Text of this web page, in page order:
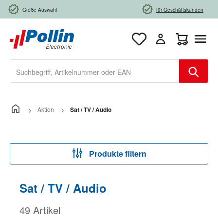
Zum Hauptinhalt springen
Große Auswahl für Geschäftskunden
Aktion Sat / TV / Audio
Produkte filtern
Sat / TV / Audio
49 Artikel